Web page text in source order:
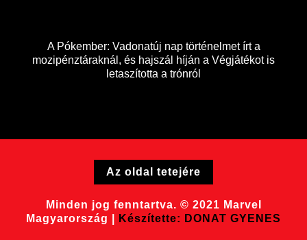
A Pókember: Vadonatúj nap történelmet írt a
mozipénztáraknál, és hajszál híján a Végjátékot is
letaszította a trónról
Minden jog fenntartva. © 2021 Marvel
Magyarország |
Készítette: DONAT GYENES
Az oldal tetejére